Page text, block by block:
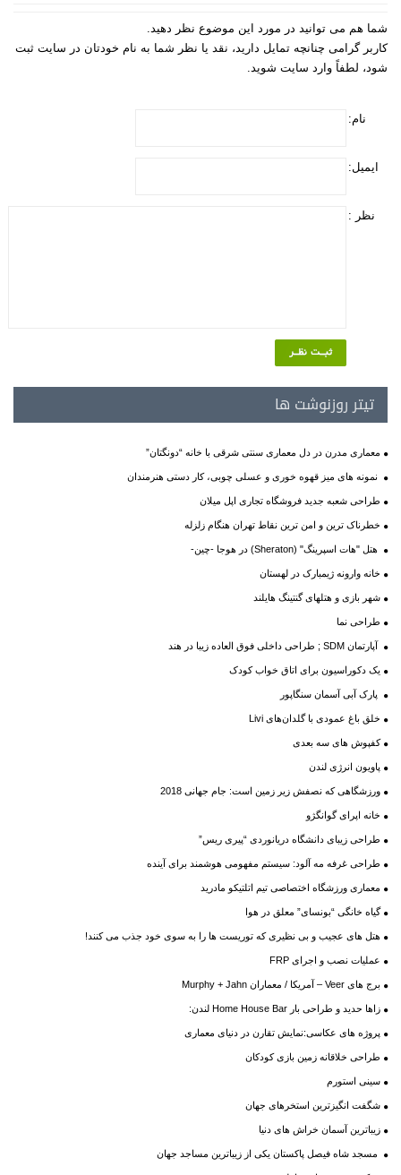
شما هم می توانید در مورد این موضوع نظر دهید.
کاربر گرامی چنانچه تمایل دارید، نقد یا نظر شما به نام خودتان در سایت ثبت
شود، لطفاً وارد سایت شوید.
نام:
ایمیل:
نظر :
تیتر روزنوشت ها
معماری مدرن در دل معماری سنتی شرقی با خانه “دونگتان”
نمونه های میز قهوه خوری و عسلی چوبی، کار دستی هنرمندان
طراحی شعبه جدید فروشگاه تجاری اپل میلان
خطرناک ترین و امن ترین نقاط تهران هنگام زلزله
هتل "هات اسپرینگ" (Sheraton) در هوجا -چین-
خانه وارونه ژیمبارک در لهستان
شهر بازی و هتلهای گنتینگ هایلند
طراحی نما
آپارتمان SDM ; طراحی داخلی فوق العاده زیبا در هند
یک دکوراسیون برای اتاق خواب کودک
پارک آبی آسمان سنگاپور
خلق باغ عمودی با گلدان‌های Livi
کفپوش های سه بعدی
پاویون انرژی لندن
ورزشگاهی که نصفش زیر زمین است: جام جهانی 2018
خانه اپرای گوانگژو
طراحی زیبای دانشگاه دریانوردی “پیری ریس”
طراحی غرفه مه آلود: سیستم مفهومی هوشمند برای آینده
معماری ورزشگاه اختصاصی تیم اتلتیکو مادرید
گیاه خانگی “بونسای” معلق در هوا
هتل های عجیب و بی نظیری که توریست ها را به سوی خود جذب می کنند!
عملیات نصب و اجرای FRP
برج های Veer – آمریکا / معماران Murphy + Jahn
زاها حدید و طراحی بار Home House Bar لندن:
پروژه های عکاسی:نمایش تقارن در دنیای معماری
طراحی خلاقانه زمین بازی کودکان
سینی استورم
شگفت انگیزترین استخرهای جهان
زیباترین آسمان خراش های دنیا
مسجد شاه فیصل پاکستان یکی از زیباترین مساجد جهان